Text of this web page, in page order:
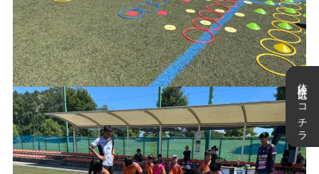
体験申込はコチラ